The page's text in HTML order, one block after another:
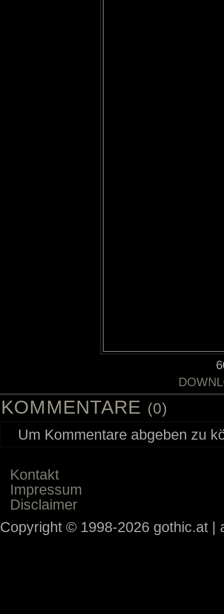
KOMMENTARE (0)
Um Kommentare abgeben zu
Kontakt
Impressum
Disclaimer
Copyright © 1998-2026 gothic.at |